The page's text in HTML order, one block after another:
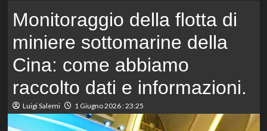
Monitoraggio della flotta di
miniere sottomarine della
Cina: come abbiamo
raccolto dati e informazioni.
Luigi Salemi 1 Giugno 2026 : 23:25